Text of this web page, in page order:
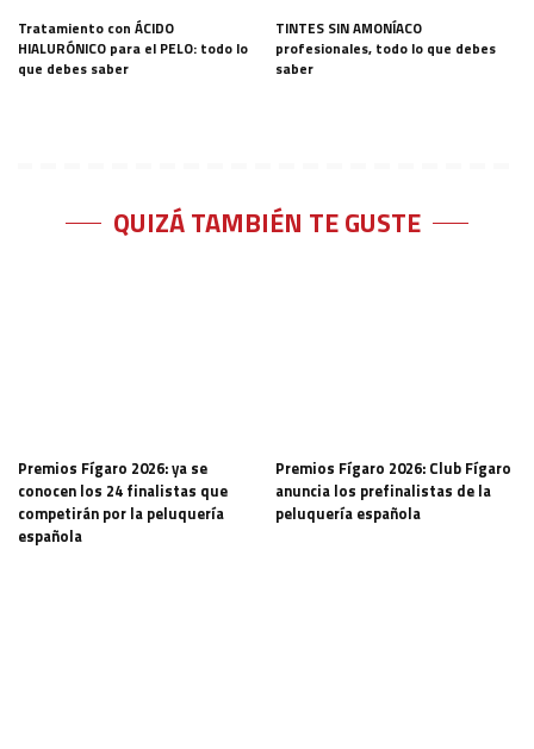
Tratamiento con ÁCIDO
HIALURÓNICO para el PELO: todo lo
que debes saber
TINTES SIN AMONÍACO
profesionales, todo lo que debes
saber
QUIZÁ TAMBIÉN TE GUSTE
Premios Fígaro 2026: ya se
conocen los 24 finalistas que
competirán por la peluquería
española
Premios Fígaro 2026: Club Fígaro
anuncia los prefinalistas de la
peluquería española